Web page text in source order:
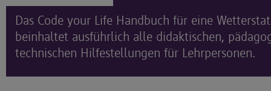
Das Code your Life Handbuch für eine
beinhaltet ausführlich alle didaktischen,
technischen Hilfestellungen für Lehrpersonen.